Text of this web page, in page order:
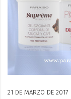
21 DE MARZO DE 2017